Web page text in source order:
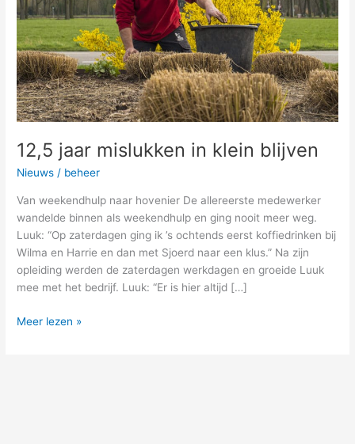
12,5 jaar mislukken in klein blijven
Nieuws / beheer
Van weekendhulp naar hovenier De allereerste medewerker
wandelde binnen als weekendhulp en ging nooit meer weg.
Luuk: “Op zaterdagen ging ik ’s ochtends eerst koffiedrinken bij
Wilma en Harrie en dan met Sjoerd naar een klus.” Na zijn
opleiding werden de zaterdagen werkdagen en groeide Luuk
mee met het bedrijf. Luuk: “Er is hier altijd […]
Meer lezen »